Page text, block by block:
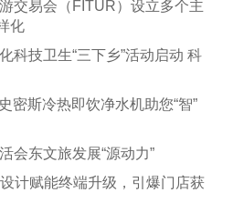
交易会（FITUR）设立多个主
化
科技卫生“三下乡”活动启动 科
密斯冷热即饮净水机助您“智”
会东文旅发展“源动力”
计赋能终端升级，引爆门店获